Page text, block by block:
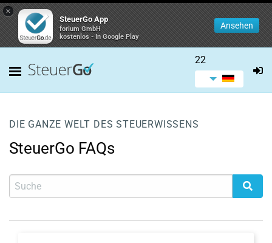
×
SteuerGo App
forium GmbH
kostenlos - In Google Play
Ansehen
22
DIE GANZE WELT DES STEUERWISSENS
SteuerGo FAQs